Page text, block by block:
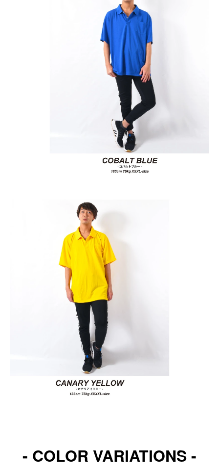
- COLOR VARIATIONS -